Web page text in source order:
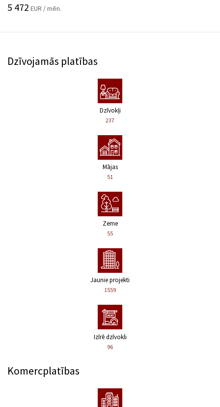
5 472 EUR / mēn.
Dzīvojamās platības
Dzīvokļi
237
Mājas
51
Zeme
55
Jaunie projekti
1559
Izīrē dzīvokli
96
Komercplatības